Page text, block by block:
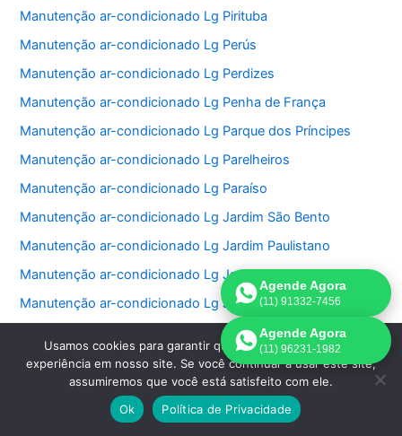
Manutenção ar-condicionado Lg Pirituba
Manutenção ar-condicionado Lg Perús
Manutenção ar-condicionado Lg Perdizes
Manutenção ar-condicionado Lg Penha de França
Manutenção ar-condicionado Lg Parque dos Príncipes
Manutenção ar-condicionado Lg Parelheiros
Manutenção ar-condicionado Lg Paraíso
Manutenção ar-condicionado Lg Jardim São Bento
Manutenção ar-condicionado Lg Jardim Paulistano
Manutenção ar-condicionado Lg Jardim Paulista
Manutenção ar-condicionado Lg Jardim Morumbi
Manutenção ar-condicionado Lg Jardim Fonte do Morumbi
Manutenção ar-condicionado Lg Jardim Europa
Manutenção ar-condicionado Lg Jardim das Perdizes
Manutenção ar-condicionado Lg Jardim das Acacias
Agende Agora
(11) 91332-7456
Agende Agora
(11) 96231-1982
Usamos cookies para garantir que oferecemos a melhor
experiência em nosso site. Se você continuar a usar este site,
assumiremos que você está satisfeito com ele.
Ok
Política de Privacidade